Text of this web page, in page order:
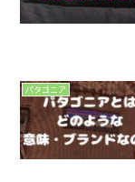
パタゴニア